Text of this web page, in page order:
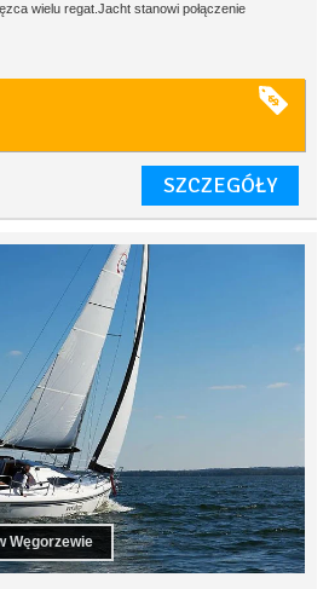
wielu regat.Jacht stanowi połączenie
SZCZEGÓŁY
Węgorzewie